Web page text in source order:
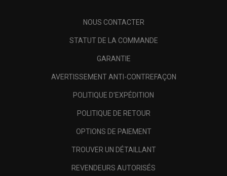
NOUS CONTACTER
STATUT DE LA COMMANDE
GARANTIE
AVERTISSEMENT ANTI-CONTREFAÇON
POLITIQUE D'EXPÉDITION
POLITIQUE DE RETOUR
OPTIONS DE PAIEMENT
TROUVER UN DÉTAILLANT
REVENDEURS AUTORISÉS